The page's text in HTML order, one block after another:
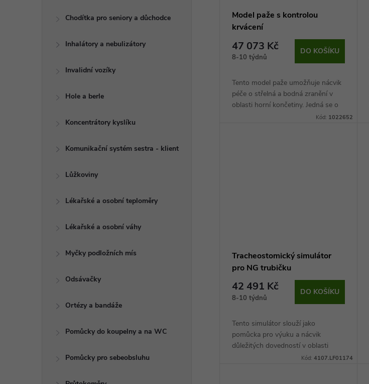
Chodítka pro seniory a důchodce
Inhalátory a nebulizátory
Invalidní vozíky
Hole a berle
Koncentrátory kyslíku
Komunikační systém sestra - klient
Lůžkoviny
Lékařské a osobní teploměry
Lékařské a osobní váhy
Myčky podložních mís
Odsávačky
Ortézy a bandáže
Pomůcky do koupelny a na WC
Pomůcky pro sebeobsluhu
Model paže s kontrolou
krvácení
47 073 Kč
8-10 týdnů
DO KOŠÍKU
Tento model paže umožňuje nácvik
péče o střelná a bodná zranění v
oblasti horní končetiny. Jedná se o
anatomicky přesný model, který je
Kód: 1022652
Tracheostomický simulátor
pro NG trubičku
42 491 Kč
8-10 týdnů
DO KOŠÍKU
Tento simulátor slouží jako
pomůcka pro výuku a nácvik
důležitých dovedností v oblasti
tracheostomie a péče o pacienty,
Kód:4107.LF01174